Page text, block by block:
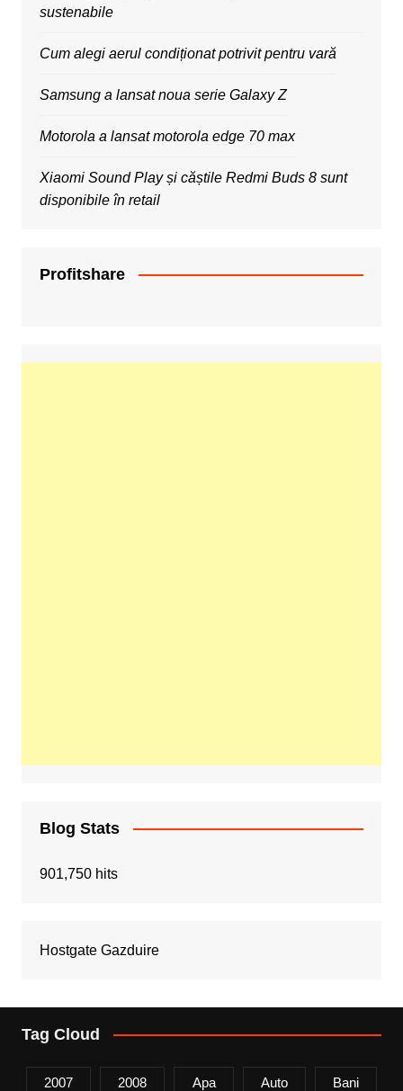
sustenabile
Cum alegi aerul condiționat potrivit pentru vară
Samsung a lansat noua serie Galaxy Z
Motorola a lansat motorola edge 70 max
Xiaomi Sound Play și căștile Redmi Buds 8 sunt
disponibile în retail
Profitshare
Blog Stats
901,750 hits
Hostgate Gazduire
Tag Cloud
2007 2008 Apa Auto Bani